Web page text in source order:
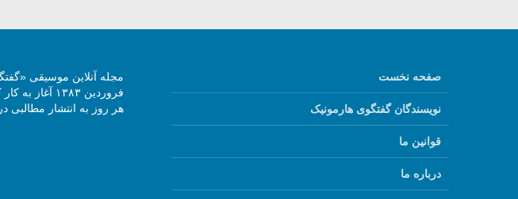
صفحه نخست
نویسندگان گفتگوی هارمونیک
قوانین ما
درباره ما
فروردین ۱۳۸۳
هر روز به انتشار مطالبی